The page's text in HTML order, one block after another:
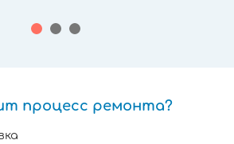
процесс ремонта?